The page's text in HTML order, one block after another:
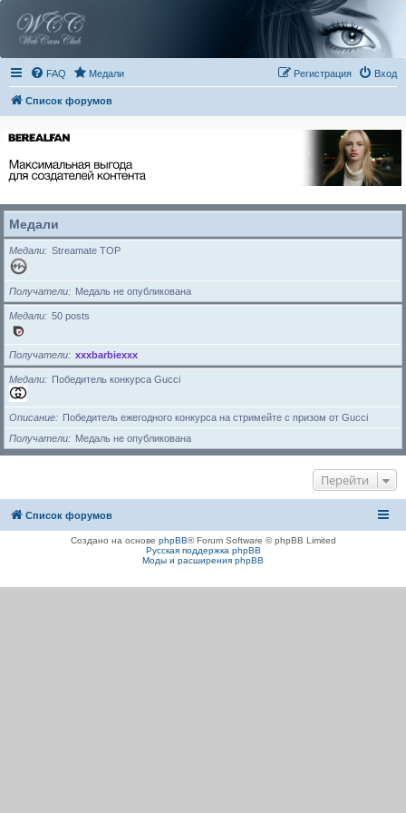
FAQ Медали Вход
Регистрация
Список форумов
Медали
Медали Streamate TOP
Получатели Медаль не опубликована
Медали 50 posts
Получатели xxxbarbiexxx
Медали Победитель конкурса Gucci
Описание
Победитель ежегодного конкурса на стримейте с призом от Gucci
Получатели
Медаль не опубликована
Перейти
Список форумов
Создано на основе phpBB® Forum Software © phpBB Limited
Русская поддержка phpBB
Моды и расширения phpBB